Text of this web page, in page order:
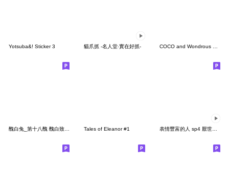
Yotsuba&! Sticker 3 貓爪抓 -名人堂‧實在好抓-
醜白兔_第十八醜 醜白致敬xBROWN & FRIENDS Tales of Eleanor #1 表情豐富的人 sp4 厭世ㄛ (女)